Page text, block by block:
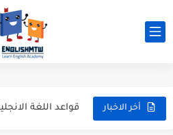
أخر الاخبار قواعد اللغة